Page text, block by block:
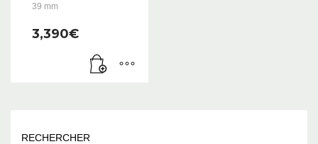
39 mm
3,390€
RECHERCHER